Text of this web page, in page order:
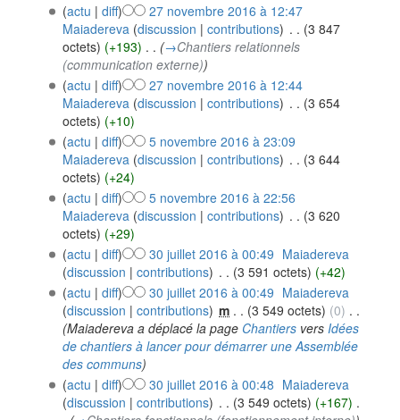
(actu | diff)
27 novembre 2016 à 12:47
Maiadereva (discussion | contributions) . . (3 847
octets) (+193) . . (→Chantiers relationnels
(communication externe))
(actu | diff)
27 novembre 2016 à 12:44
Maiadereva (discussion | contributions) . . (3 654
octets) (+10)
(actu | diff)
5 novembre 2016 à 23:09
Maiadereva (discussion | contributions) . . (3 644
octets) (+24)
(actu | diff)
5 novembre 2016 à 22:56
Maiadereva (discussion | contributions) . . (3 620
octets) (+29)
(actu | diff) 30 juillet 2016 à 00:49 Maiadereva
(discussion | contributions) . . (3 591 octets) (+42)
(actu | diff) 30 juillet 2016 à 00:49 Maiadereva
(discussion | contributions) ‎m . . (3 549 octets) (0) . .
(Maiadereva a déplacé la page Chantiersvers Idées
de chantiers à lancer pour démarrer une Assemblée
des communs)
(actu | diff) 30 juillet 2016 à 00:48 Maiadereva
(discussion | contributions) . . (3 549 octets) (+167) .